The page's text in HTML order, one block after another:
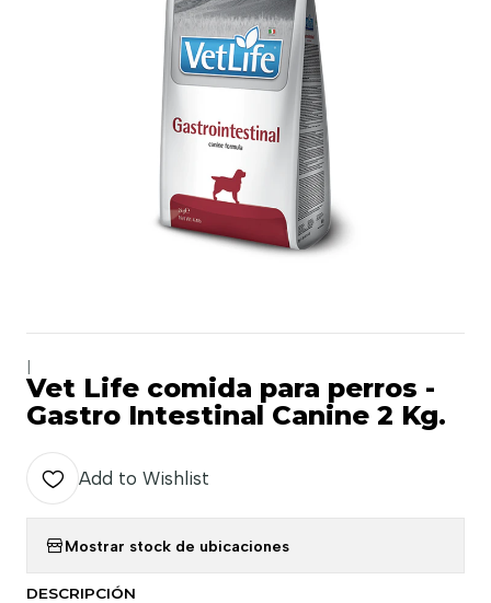
Vet Life comida para perros -
Gastro Intestinal Canine 2 Kg.
Add to Wishlist
Mostrar stock de ubicaciones
DESCRIPCIÓN